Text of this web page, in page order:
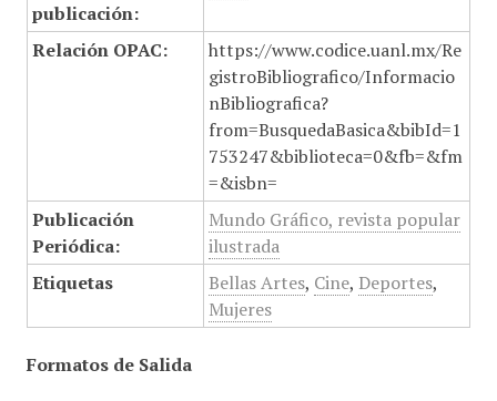
publicación:
Relación OPAC:
https://www.codice.uanl.mx/Re
gistroBibliografico/Informacio
nBibliografica?
from=BusquedaBasica&bibId=1
753247&biblioteca=0&fb=&fm
=&isbn=
Publicación
Periódica:
Mundo Gráfico, revista popular
ilustrada
Etiquetas
Bellas Artes, Cine, Deportes,
Mujeres
Formatos de Salida